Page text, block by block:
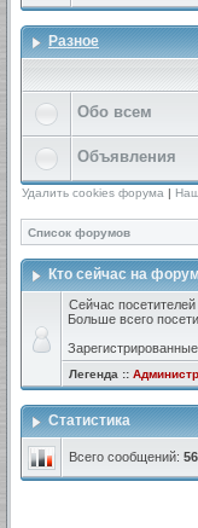
Разное
Обо всем
Объявления
Удалить cookies форума |
Список форумов
Кто сейчас на
Сейчас
Больше всего
Легенда ::
Статистика
Всего сообщений: